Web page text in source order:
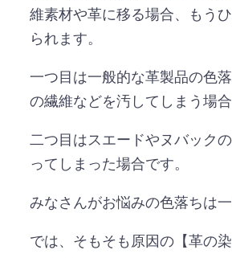
維素材や革に移る場合、もう
られます。
一つ目は一般的な革製品の色
の繊維などを汚してしまう場合
二つ目はスエードやヌバック
ってしまった場合です。
みなさんがお悩みの色落ちは
では、そもそも原因の【革の